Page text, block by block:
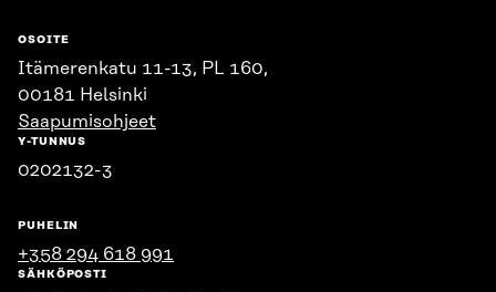
OSOITE
Itämerenkatu 11-13, PL 160,
00181 Helsinki
Saapumisohjeet
Y-TUNNUS
0202132-3
PUHELIN
+358 294 618 991
SÄHKÖPOSTI